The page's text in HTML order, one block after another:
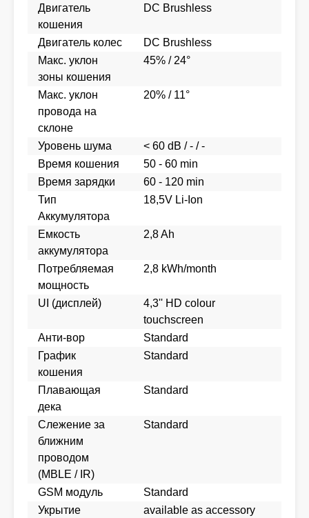
Двигатель
кошения
DC Brushless
Двигатель колес
DC Brushless
Макс. уклон
зоны кошения
45% / 24°
Макс. уклон
провода на
склоне
20% / 11°
Уровень шума
< 60 dB / - / -
Время кошения
50 - 60 min
Время зарядки
60 - 120 min
Тип
Аккумулятора
18,5V Li-Ion
Емкость
аккумулятора
2,8 Ah
Потребляемая
мощность
2,8 kWh/month
UI (дисплей)
4,3'' HD colour
touchscreen
Анти-вор
Standard
График
кошения
Standard
Плавающая
дека
Standard
Слежение за
ближним
проводом
(MBLE / IR)
Standard
GSM модуль
Standard
Укрытие
available as accessory